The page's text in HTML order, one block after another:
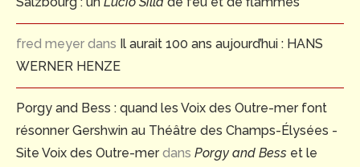
fred meyer dans Il aurait 100 ans aujourd’hui : HANS
WERNER HENZE
Porgy and Bess : quand les Voix des Outre-mer font
résonner Gershwin au Théâtre des Champs-Élysées -
Site Voix des Outre-merdans Porgy and Bess et le